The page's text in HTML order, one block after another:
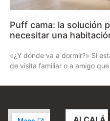
Puff cama: la solución
necesitar una
«¿Y dónde va a dormir?» Si
de visita familiar o a amigo